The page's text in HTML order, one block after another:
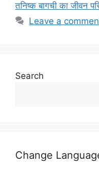
तनिष्क बागची का जीवन
Leave a
Search
Change